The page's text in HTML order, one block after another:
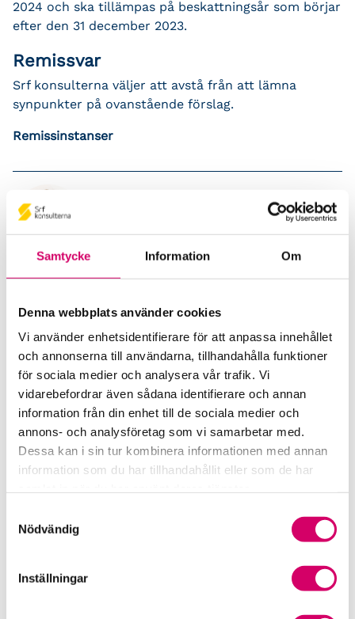
Samtycke Information Om
Denna webbplats använder cookies
Vi använder enhetsidentifierare för att anpassa innehållet
och annonserna till användarna, tillhandahålla funktioner
för sociala medier och analysera vår trafik. Vi
vidarebefordrar även sådana identifierare och annan
information från din enhet till de sociala medier och
annons- och analysföretag som vi samarbetar med.
Dessa kan i sin tur kombinera informationen med annan
information som du har tillhandahållit eller som de har
Nödvändig
Inställningar
2024 och ska tillämpas på beskattningsår som börjar
efter den 31 december 2023.
Remissvar
Srf konsulterna väljer att avstå från att lämna
synpunkter på ovanstående förslag.
Remissinstanser
Zennie Sjölund
Tel: 010-483 80 56
E-post:zennie.sjolund@srfkonsult.se
Therése Allard
E-post:
therese.allard@srfkonsult.se
Tillbaka till övriga remisser